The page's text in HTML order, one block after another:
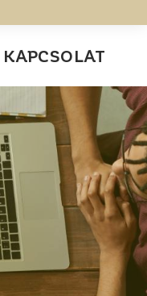
KAPCSOLAT